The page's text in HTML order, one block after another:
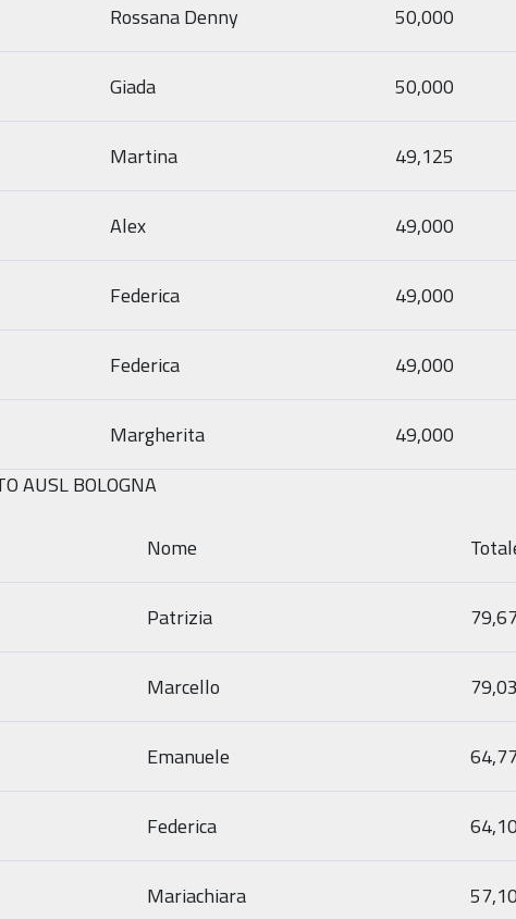
Rossana Denny 50,000
Giada 50,000
Martina 49,125
Alex 49,000
Federica 49,000
Federica 49,000
Margherita
49,000
AUSL BOLOGNA
Nome
Patrizia
Marcello
Emanuele
Federica
Mariachiara